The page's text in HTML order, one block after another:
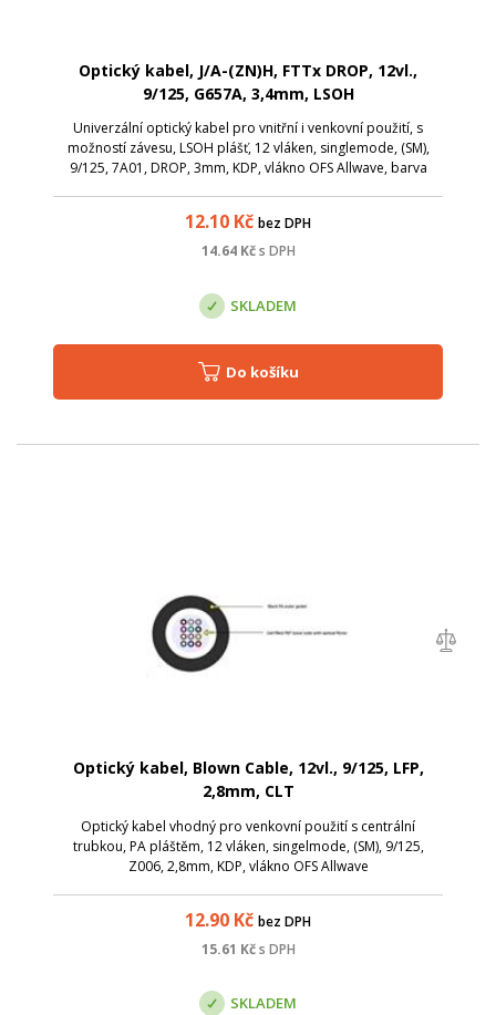
Optický kabel, J/A-(ZN)H, FTTx DROP, 12vl.,
9/125, G657A, 3,4mm, LSOH
Univerzální optický kabel pro vnitřní i venkovní použití, s
možností závesu, LSOH plášť, 12 vláken, singlemode, (SM),
9/125, 7A01, DROP, 3mm, KDP, vlákno OFS Allwave, barva
12.10 Kč bez DPH
14.64Kč s DPH
SKLADEM
Do košíku
Optický kabel, Blown Cable, 12vl., 9/125, LFP,
2,8mm, CLT
Optický kabel vhodný pro venkovní použití s centrální
trubkou, PA pláštěm, 12 vláken, singelmode, (SM), 9/125,
Z006, 2,8mm, KDP, vlákno OFS Allwave
12.90 Kč bez DPH
15.61 Kč s DPH
SKLADEM